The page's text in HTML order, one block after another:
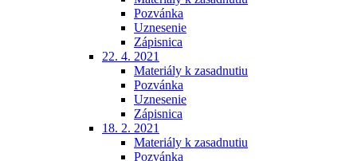
Pozvánka
Uznesenie
Zápisnica
22. 4. 2021
Materiály k zasadnutiu
Pozvánka
Uznesenie
Zápisnica
18. 2. 2021
Materiály k zasadnutiu
Pozvánka